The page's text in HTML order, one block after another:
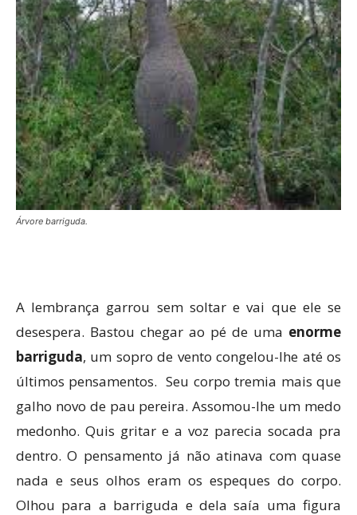
Árvore barriguda.
A lembrança garrou sem soltar e vai que ele se
desespera. Bastou chegar ao pé de uma enorme
barriguda, um sopro de vento congelou-lhe até os
últimos pensamentos. Seu corpo tremia mais que
galho novo de pau pereira. Assomou-lhe um medo
medonho. Quis gritar e a voz parecia socada pra
dentro. O pensamento já não atinava com quase
nada e seus olhos eram os espeques do corpo.
Olhou para a barriguda e dela saía uma figura